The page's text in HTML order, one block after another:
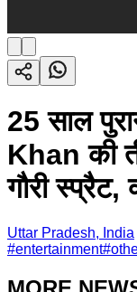
25 साल
Khan की
गौरी स्प्रैट,
Uttar Pradesh, India
#entertainment#